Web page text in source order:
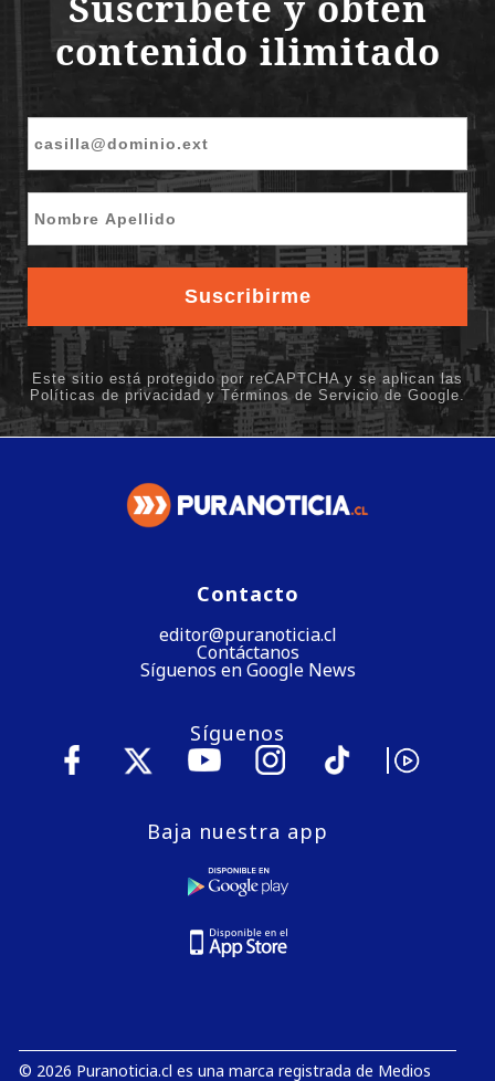
Contacto
editor@puranoticia.cl
Contáctanos
Síguenos en Google News
Síguenos
Baja nuestra app
© 2026 Puranoticia.cl es una marca registrada de Medios